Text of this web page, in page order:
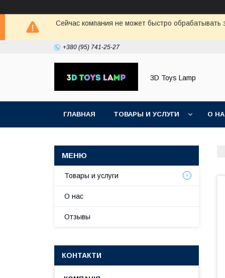
Сейчас компания не может быстро
+380 (95) 741-25-27
3D Toys Lamp
ГЛАВНАЯ ТОВАРЫ И УСЛУГИ О
Товары и услуги
О нас
Отзывы
КОНТАКТИ